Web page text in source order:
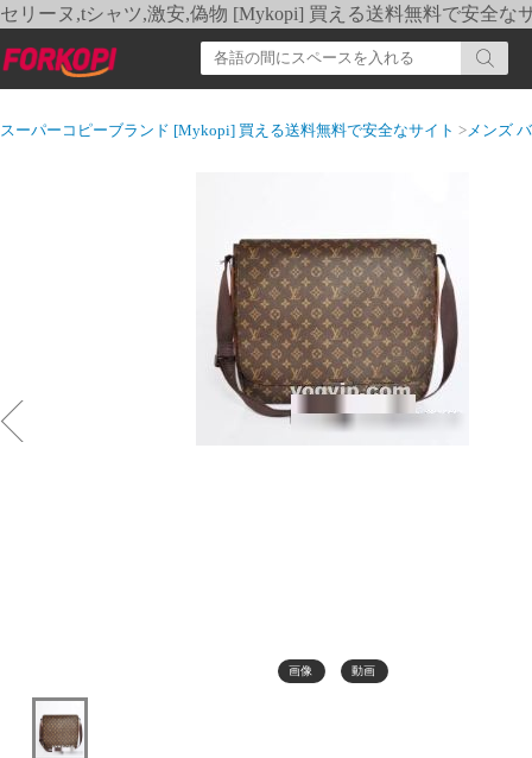
セリーヌ,tシャツ,激安,偽物 [Mykopi] 買える送料無料で安全な
スーパーコピーブランド [Mykopi] 買える送料無料で安全なサイト >メンズ
画像 動画